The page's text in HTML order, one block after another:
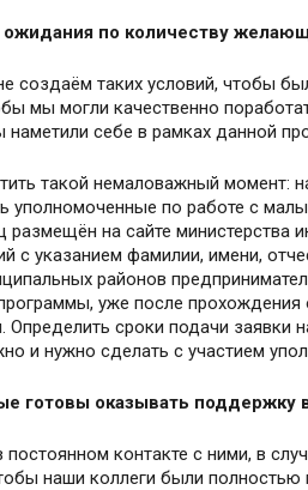
по количеству
создаём таких условий, чтобы
мы могли качественно
наметили себе в рамках данной
такой немаловажный момент:
уполномоченные по работе с
размещён на сайте министерства
с указанием фамилии, имени,
районов
уже после
Определить сроки подачи
и нужно сделать с участием
готовы оказывать поддержку
контакте с ними, в
наши коллеги были полностью